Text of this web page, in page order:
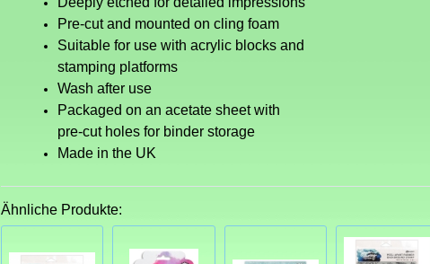
Pre-cut and mounted on cling foam
Suitable for use with acrylic blocks and
stamping platforms
Wash after use
Packaged on an acetate sheet with
pre-cut holes for binder storage
Made in the UK
Ähnliche Produkte: